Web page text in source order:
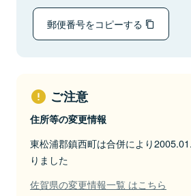
郵便番号をコピーする
ご注意
住所等の変更情報
東松浦郡鎮西町は合併により
りました
佐賀県の変更情報一覧 はこちら